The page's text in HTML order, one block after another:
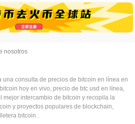
nosotros
una consulta de precios de bitcoin en línea en
hoy en vivo, precio de btc usd en línea,
mejor intercambio de bitcoin y recopila la
y proyectos populares de blockchain,
bitcoin .